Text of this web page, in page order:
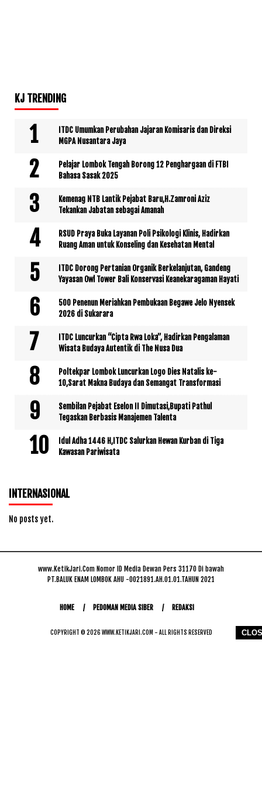
KJ TRENDING
ITDC Umumkan Perubahan Jajaran Komisaris dan Direksi
MGPA Nusantara Jaya
Pelajar Lombok Tengah Borong 12 Penghargaan di FTBI
Bahasa Sasak 2025
Kemenag NTB Lantik Pejabat Baru,H.Zamroni Aziz
Tekankan Jabatan sebagai Amanah
RSUD Praya Buka Layanan Poli Psikologi Klinis, Hadirkan
Ruang Aman untuk Konseling dan Kesehatan Mental
ITDC Dorong Pertanian Organik Berkelanjutan, Gandeng
Yayasan Owl Tower Bali Konservasi Keanekaragaman Hayati
500 Penenun Meriahkan Pembukaan Begawe Jelo Nyensek
2026 di Sukarara
ITDC Luncurkan “Cipta Rwa Loka”, Hadirkan Pengalaman
Wisata Budaya Autentik di The Nusa Dua
Poltekpar Lombok Luncurkan Logo Dies Natalis ke-
10,Sarat Makna Budaya dan Semangat Transformasi
Sembilan Pejabat Eselon II Dimutasi,Bupati Pathul
Tegaskan Berbasis Manajemen Talenta
Idul Adha 1446 H,ITDC Salurkan Hewan Kurban di Tiga
Kawasan Pariwisata
INTERNASIONAL
No posts yet.
www.KetikJari.Com Nomor ID Media Dewan Pers 31170 Di bawah
PT.BALUK ENAM LOMBOK AHU -0021891.AH.01.01.TAHUN 2021
HOME PEDOMAN MEDIA SIBER REDAKSI
COPYRIGHT © 2026 WWW.KETIKJARI.COM - ALL RIGHTS RESERVED